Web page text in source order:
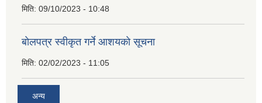
मिति: 09/10/2023 - 10:48
बाेलपत्र स्वीकृत गर्ने आशयकाे सूचना
मिति: 02/02/2023 - 11:05
अन्य